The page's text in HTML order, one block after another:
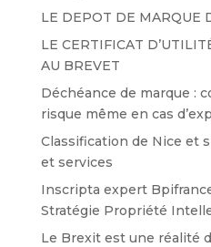
LE DEPOT DE MARQUE
LE CERTIFICAT
AU BREVET
Déchéance de marque :
risque même en cas
Classification de Nice et
et services
Inscripta expert
Stratégie Propriété
Le Brexit est une réalité